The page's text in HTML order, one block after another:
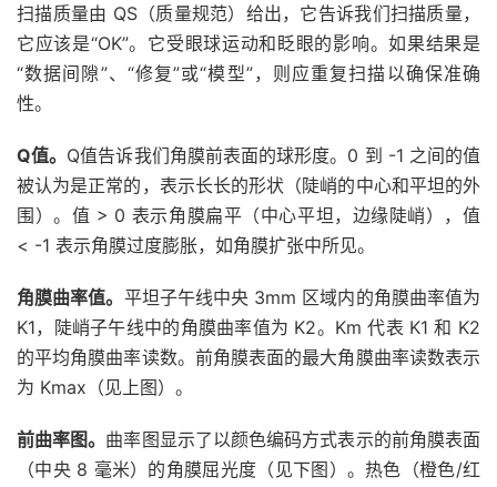
扫描质量由 QS（质量规范）给出，它告诉我们扫描质量，
它应该是“OK”。它受眼球运动和眨眼的影响。如果结果是
“数据间隙”、“修复”或“模型”，则应重复扫描以确保准确
性。
Q值。 Q值告诉我们角膜前表面的球形度。0 到 -1 之间的值
被认为是正常的，表示长长的形状（陡峭的中心和平坦的外
围）。值 > 0 表示角膜扁平（中心平坦，边缘陡峭），值
< -1 表示角膜过度膨胀，如角膜扩张中所见。
角膜曲率值。 平坦子午线中央 3mm 区域内的角膜曲率值为
K1，陡峭子午线中的角膜曲率值为 K2。Km 代表 K1 和 K2
的平均角膜曲率读数。前角膜表面的最大角膜曲率读数表示
为 Kmax（见上图）。
前曲率图。 曲率图显示了以颜色编码方式表示的前角膜表面
（中央 8 毫米）的角膜屈光度（见下图）。热色（橙色/红